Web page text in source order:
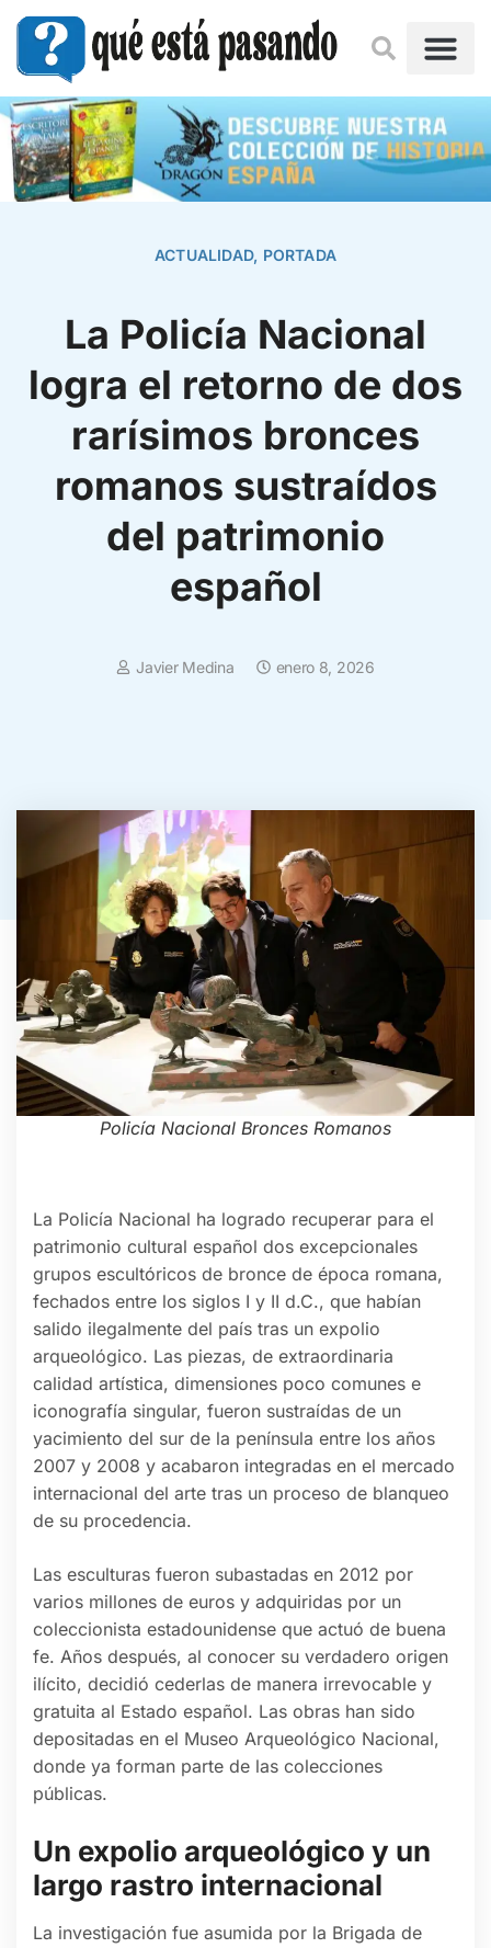
ACTUALIDAD, PORTADA
La Policía Nacional
logra el retorno de dos
rarísimos bronces
romanos sustraídos
del patrimonio
español
Javier Medina enero 8, 2026
Policía Nacional Bronces Romanos
La Policía Nacional ha logrado recuperar para el
patrimonio cultural español dos excepcionales
grupos escultóricos de bronce de época romana,
fechados entre los siglos I y II d.C., que habían
salido ilegalmente del país tras un expolio
arqueológico. Las piezas, de extraordinaria
calidad artística, dimensiones poco comunes e
iconografía singular, fueron sustraídas de un
yacimiento del sur de la península entre los años
2007 y 2008 y acabaron integradas en el mercado
internacional del arte tras un proceso de blanqueo
de su procedencia.
Las esculturas fueron subastadas en 2012 por
varios millones de euros y adquiridas por un
coleccionista estadounidense que actuó de buena
fe. Años después, al conocer su verdadero origen
ilícito, decidió cederlas de manera irrevocable y
gratuita al Estado español. Las obras han sido
depositadas en el Museo Arqueológico Nacional,
donde ya forman parte de las colecciones
públicas.
Un expolio arqueológico y un
largo rastro internacional
La investigación fue asumida por la Brigada de